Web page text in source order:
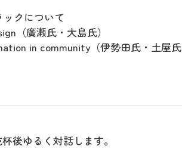
クについて
（廣瀬氏・大島氏）
in community（伊勢田氏・土屋
後ゆるく対話します。